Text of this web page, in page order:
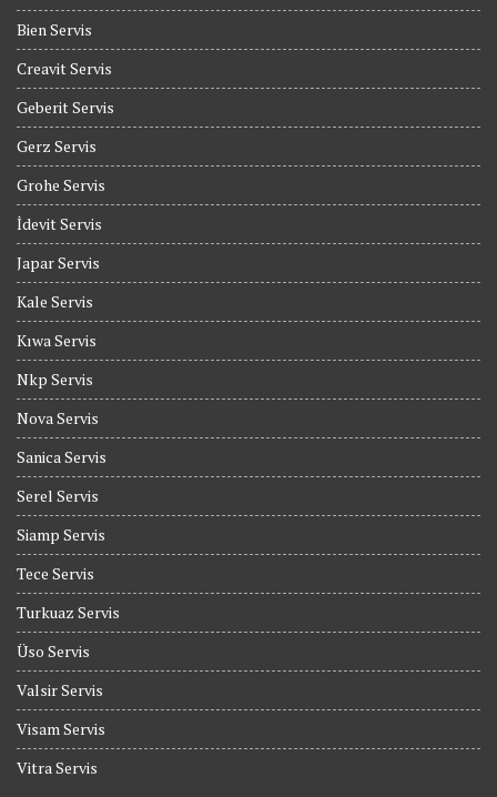
Bien Servis
Creavit Servis
Geberit Servis
Gerz Servis
Grohe Servis
İdevit Servis
Japar Servis
Kale Servis
Kıwa Servis
Nkp Servis
Nova Servis
Sanica Servis
Serel Servis
Siamp Servis
Tece Servis
Turkuaz Servis
Üso Servis
Valsir Servis
Visam Servis
Vitra Servis